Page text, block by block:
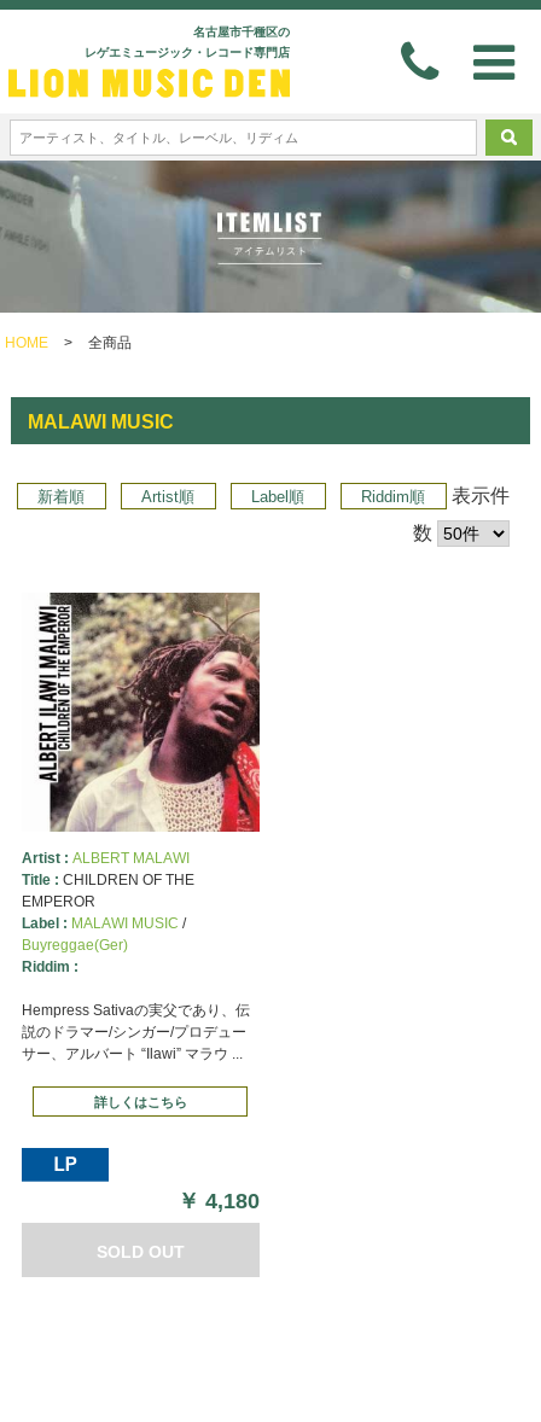
名古屋市千種区の
レゲエミュージック・レコード専門店
HOME > 全商品
MALAWI MUSIC
新着順 Artist順 Label順 Riddim順
表示件
数
Artist : ALBERT MALAWI
Title : CHILDREN OF THE
EMPEROR
Label : MALAWI MUSIC /
Buyreggae(Ger)
Riddim :
Hempress Sativaの実父であり、伝
説のドラマー/シンガー/プロデュー
サー、アルバート “Ilawi” マラウ ...
詳しくはこちら
￥4,180
SOLD OUT